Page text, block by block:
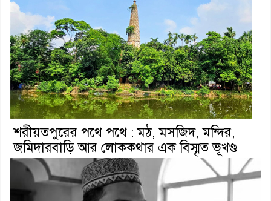
শরীয়তপুরের পথে পথে : মঠ, মসজিদ, মন্দির,
জমিদারবাড়ি আর লোককথার এক বিস্মৃত ভূখণ্ড